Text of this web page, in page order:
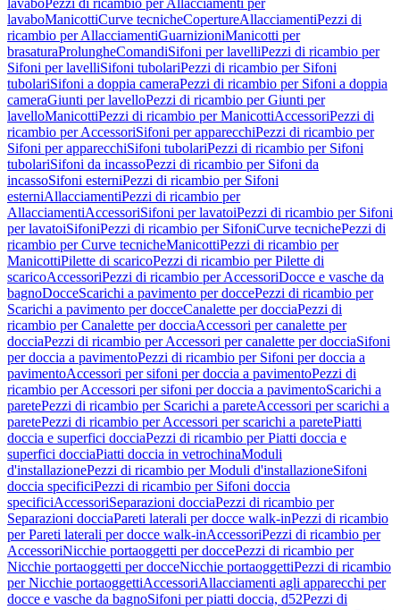
lavaboPezzi di ricambio per Allacciamenti per
lavaboManicottiCurve tecnicheCopertureAllacciamentiPezzi di
ricambio per AllacciamentiGuarnizioniManicotti per
brasaturaProlungheComandiSifoni per lavelliPezzi di ricambio per
Sifoni per lavelliSifoni tubolariPezzi di ricambio per Sifoni
tubolariSifoni a doppia cameraPezzi di ricambio per Sifoni a doppia
cameraGiunti per lavelloPezzi di ricambio per Giunti per
lavelloManicottiPezzi di ricambio per ManicottiAccessoriPezzi di
ricambio per AccessoriSifoni per apparecchiPezzi di ricambio per
Sifoni per apparecchiSifoni tubolariPezzi di ricambio per Sifoni
tubolariSifoni da incassoPezzi di ricambio per Sifoni da
incassoSifoni esterniPezzi di ricambio per Sifoni
esterniAllacciamentiPezzi di ricambio per
AllacciamentiAccessoriSifoni per lavatoiPezzi di ricambio per Sifoni
per lavatoiSifoniPezzi di ricambio per SifoniCurve tecnichePezzi di
ricambio per Curve tecnicheManicottiPezzi di ricambio per
ManicottiPilette di scaricoPezzi di ricambio per Pilette di
scaricoAccessoriPezzi di ricambio per AccessoriDocce e vasche da
bagnoDocceScarichi a pavimento per doccePezzi di ricambio per
Scarichi a pavimento per docceCanalette per docciaPezzi di
ricambio per Canalette per docciaAccessori per canalette per
docciaPezzi di ricambio per Accessori per canalette per docciaSifoni
per doccia a pavimentoPezzi di ricambio per Sifoni per doccia a
pavimentoAccessori per sifoni per doccia a pavimentoPezzi di
ricambio per Accessori per sifoni per doccia a pavimentoScarichi a
paretePezzi di ricambio per Scarichi a pareteAccessori per scarichi a
paretePezzi di ricambio per Accessori per scarichi a paretePiatti
doccia e superfici docciaPezzi di ricambio per Piatti doccia e
superfici docciaPiatti doccia in vetrochinaModuli
d'installazionePezzi di ricambio per Moduli d'installazioneSifoni
doccia specificiPezzi di ricambio per Sifoni doccia
specificiAccessoriSeparazioni docciaPezzi di ricambio per
Separazioni docciaPareti laterali per docce walk-inPezzi di ricambio
per Pareti laterali per docce walk-inAccessoriPezzi di ricambio per
AccessoriNicchie portaoggetti per doccePezzi di ricambio per
Nicchie portaoggetti per docceNicchie portaoggettiPezzi di ricambio
per Nicchie portaoggettiAccessoriAllacciamenti agli apparecchi per
docce e vasche da bagnoSifoni per piatti doccia, d52Pezzi di